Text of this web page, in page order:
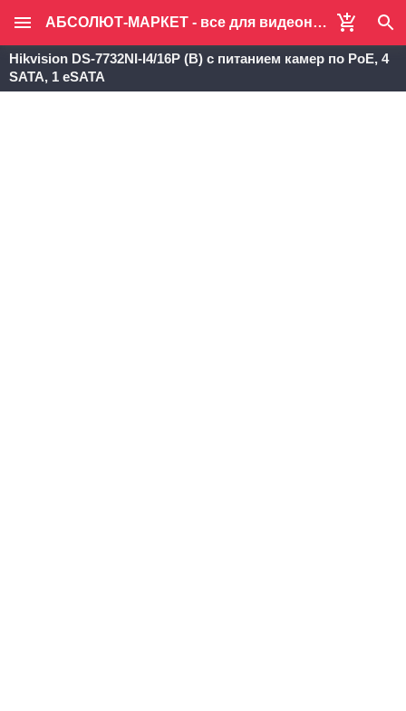
АБСОЛЮТ-МАРКЕТ - все для видеонаблюдения и систем безопасности
Hikvision DS-7732NI-I4/16P (B) с питанием камер по PoE, 4
SATA, 1 eSATA